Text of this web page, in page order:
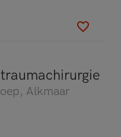
, Alkmaar